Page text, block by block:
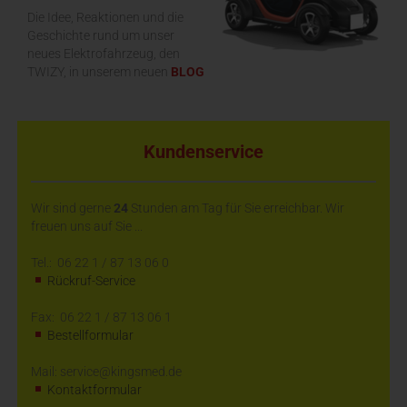
Die Idee, Reaktionen und die
Geschichte rund um unser
neues Elektrofahrzeug, den
TWIZY, in unserem neuen BLOG
Kundenservice
Wir sind gerne 24 Stunden am Tag für Sie erreichbar. Wir
freuen uns auf Sie ...
Tel.: 06 22 1 / 87 13 06 0
Rückruf-Service
Fax: 06 22 1 / 87 13 06 1
Bestellformular
Mail: service@kingsmed.de
Kontaktformular